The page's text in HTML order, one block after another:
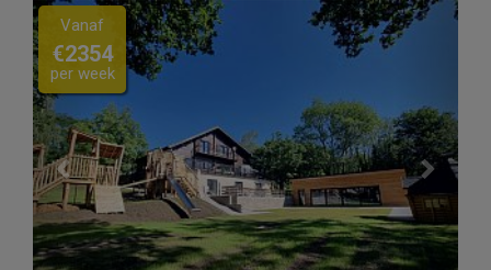
Previous Next
Vanaf
€2354
per week